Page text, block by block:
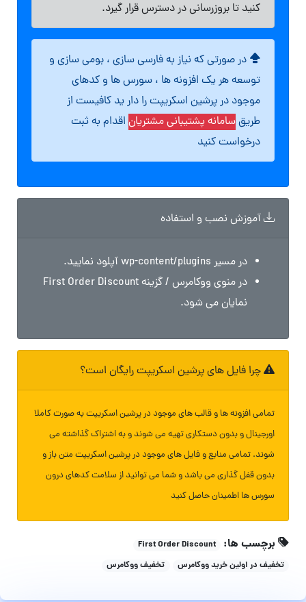
کنید تا بروزرسانی در دسترس قرار گیرد.
در صورتی که نیاز به فارسی سازی ، بومی سازی و
توسعه هر یک افزونه ها ، سورس ها و کدهای
موجود در پرشین اسکریپت را دار ید کافیست از
طریقسامانه پشتیبانی مشتریان اقدام به ثبت
درخواست کنید
آموزش نصب و استفاده
در مسیر wp-content/plugins آپلود نمایید.
در منوی ووکامرس / گزینه First Order Discount
نمایان می شود.
چرا فایل های پرشین اسکریپت رایگان است؟
تمامی افزونه ها و قالب های موجود در پرشین اسکریپت به صورت کاملا
اورجینال و بدون دستکاری تهیه می شوند و به اشتراک گذاشته می
شوند. تمامی منابع و فایل های موجود در پرشین اسکریپت متن باز و
بدون قفل گذاری می باشد و شما می توانید از سلامت کدهای درون
سورس ها اطمینان حاصل کنید
برچسب ها:
First Order Discount
تخفیف در اولین خرید ووکامرس
تخفیف ووکامرس